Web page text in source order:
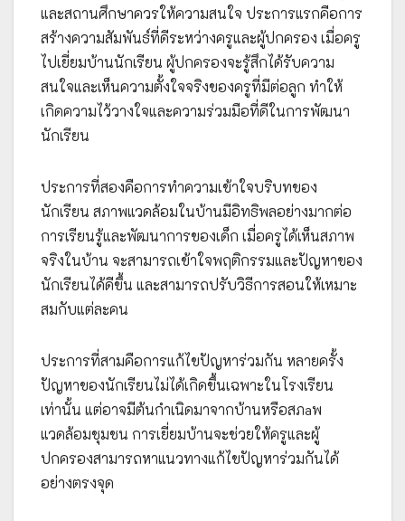
และสถานศึกษาควรให้ความสนใจ ประการแรกคือการ
สร้างความสัมพันธ์ที่ดีระหว่างครูและผู้ปกครอง เมื่อครู
ไปเยี่ยมบ้านนักเรียน ผู้ปกครองจะรู้สึกได้รับความ
สนใจและเห็นความตั้งใจจริงของครูที่มีต่อลูก ทำให้
เกิดความไว้วางใจและความร่วมมือที่ดีในการพัฒนา
นักเรียน
ประการที่สองคือการทำความเข้าใจบริบทของ
นักเรียน สภาพแวดล้อมในบ้านมีอิทธิพลอย่างมากต่อ
การเรียนรู้และพัฒนาการของเด็ก เมื่อครูได้เห็นสภาพ
จริงในบ้าน จะสามารถเข้าใจพฤติกรรมและปัญหาของ
นักเรียนได้ดีขึ้น และสามารถปรับวิธีการสอนให้เหมาะ
สมกับแต่ละคน
ประการที่สามคือการแก้ไขปัญหาร่วมกัน หลายครั้ง
ปัญหาของนักเรียนไม่ได้เกิดขึ้นเฉพาะในโรงเรียน
เท่านั้น แต่อาจมีต้นกำเนิดมาจากบ้านหรือสภaพ
แวดล้อมชุมชน การเยี่ยมบ้านจะช่วยให้ครูและผู้
ปกครองสามารถหาแนวทางแก้ไขปัญหาร่วมกันได้
อย่างตรงจุด